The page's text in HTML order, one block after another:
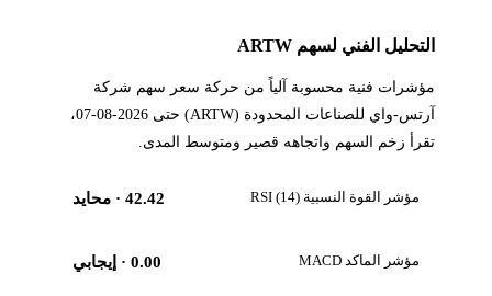
التحليل الفني لسهم ARTW
مؤشرات فنية محسوبة آلياً من حركة سعر سهم شركة
آرتس-واي للصناعات المحدودة (ARTW) حتى 2026-08-07،
تقرأ زخم السهم واتجاهه قصير ومتوسط المدى.
مؤشر القوة النسبية RSI (14) 42.42· محايد
مؤشر الماكد MACD 0.00· إيجابي